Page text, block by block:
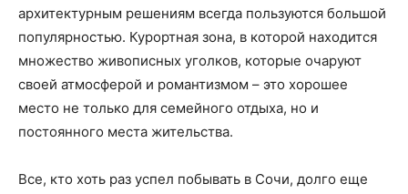
архитектурным решениям всегда пользуются большой
популярностью. Курортная зона, в которой находится
множество живописных уголков, которые очаруют
своей атмосферой и романтизмом – это хорошее
место не только для семейного отдыха, но и
постоянного места жительства.
Все, кто хоть раз успел побывать в Сочи, долго еще